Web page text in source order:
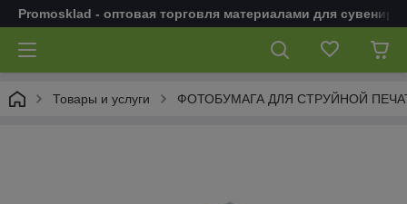
Promosklad - оптовая торговля материалами для
Товары и услуги ФОТОБУМАГА ДЛЯ СТРУЙНОЙ